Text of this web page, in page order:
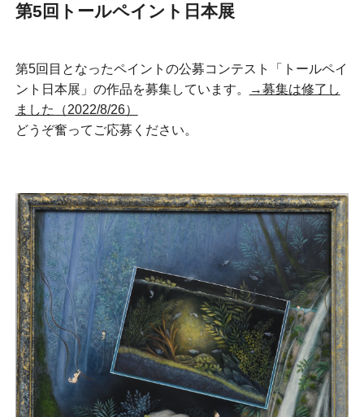
第5回トールペイント日本展
第5回目となったペイントの公募コンテスト「トールペイ
ント日本展」の作品を募集しています。
→募集は修了し
ました（2022/8/26）
どうぞ奮ってご応募ください。